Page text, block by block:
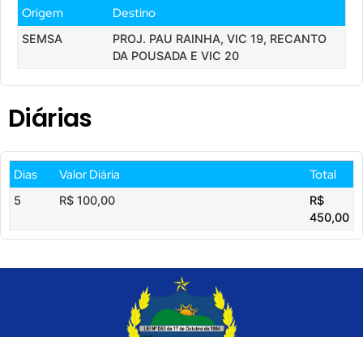
Origem Destino
SEMSA
PROJ. PAU RAINHA, VIC 19, RECANTO
DA POUSADA E VIC 20
Diárias
Dias Valor Diária Total
5 R$ 100,00
R$
450,00